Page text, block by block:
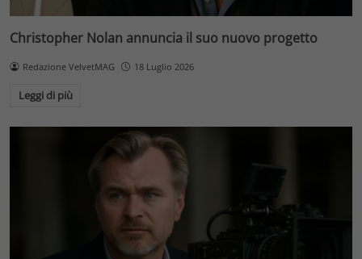
Christopher Nolan annuncia il suo nuovo progetto
Redazione VelvetMAG 18 Luglio 2026
Leggi di più